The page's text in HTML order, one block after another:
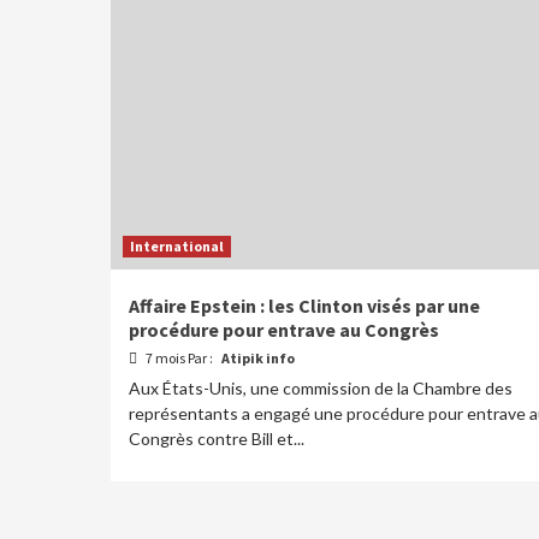
International
Affaire Epstein : les Clinton visés par une
procédure pour entrave au Congrès
7 mois Par : Atipik info
Aux États-Unis, une commission de la Chambre des
représentants a engagé une procédure pour entrave
Congrès contre Bill et...